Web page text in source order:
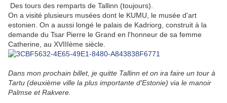
Des tours des remparts de Tallinn (toujours).
On a visité plusieurs musées dont le KUMU, le musée d'art
estonien. On a aussi longé le palais de Kadriorg, construit à la
demande du Tsar Pierre le Grand en l'honneur de sa femme
Catherine, au XVIIIème siècle.
Dans mon prochain billet, je quitte Tallinn et on ira faire un tour à
Tartu (deuxième ville la plus importante d'Estonie) via le manoir
Palmse et Rakvere.